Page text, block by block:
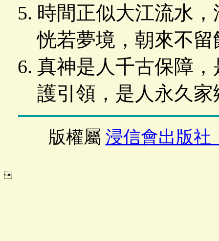
時間正似大江流水
恍若夢境，朝來不留
真神是人千古保障
護引領，是人永久家
版權屬 浸信會出版社
